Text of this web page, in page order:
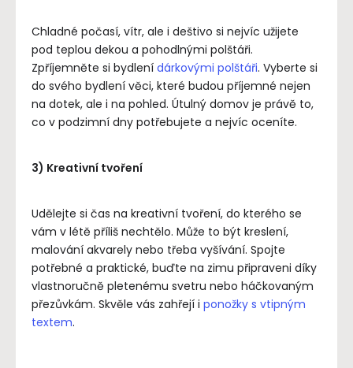
Chladné počasí, vítr, ale i deštivo si nejvíc užijete
pod teplou dekou a pohodlnými polštáři.
Zpříjemněte si bydlení dárkovými polštáři. Vyberte si
do svého bydlení věci, které budou příjemné nejen
na dotek, ale i na pohled. Útulný domov je právě to,
co v podzimní dny potřebujete a nejvíc oceníte.
3) Kreativní tvoření
Udělejte si čas na kreativní tvoření, do kterého se
vám v létě příliš nechtělo. Může to být kreslení,
malování akvarely nebo třeba vyšívání. Spojte
potřebné a praktické, buďte na zimu připraveni díky
vlastnoručně pletenému svetru nebo háčkovaným
přezůvkám. Skvěle vás zahřejí i ponožky s vtipným
textem.